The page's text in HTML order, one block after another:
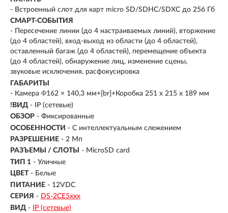
- Встроенный слот для карт micro SD/SDHC/SDXC до 256 Гб
СМАРТ-СОБЫТИЯ
- Пересечение линии (до 4 настраиваемых линий), вторжение
(до 4 областей), вход-выход из области (до 4 областей),
оставленный багаж (до 4 областей), перемещение объекта
(до 4 областей), обнаружение лиц, изменение сцены,
звуковые исключения, расфокусировка
ГАБАРИТЫ
- Камера Φ162 × 140,3 мм+[br]+Коробка 251 х 215 х 189 мм
!ВИД - IP (сетевые)
ОБЗОР - Фиксированные
ОСОБЕННОСТИ - С интеллектуальным слежением
РАЗРЕШЕНИЕ - 2 Мп
РАЗЪЕМЫ / СЛОТЫ
- MicroSD card
ТИП 1 - Уличные
ЦВЕТ - Белые
ПИТАНИЕ - 12VDC
СЕРИЯ - DS-2CE5ххх
ВИД - IP (сетевые)